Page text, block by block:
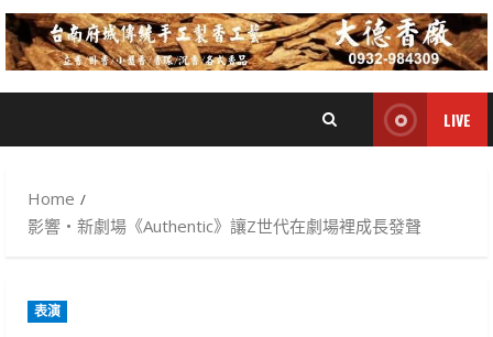
LIVE
Home
影響‧新劇場《Authentic》讓Z世代在劇場裡成長發聲
表演